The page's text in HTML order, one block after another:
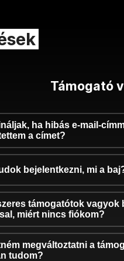
Támogató
ha hibás e-mail-
a címet?
bejelentkezni, mi a
támogatótok vagyok
miért nincs fiókom?
megváltoztatni a
tudom?